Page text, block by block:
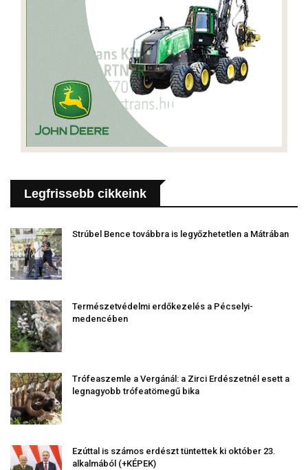
Legfrissebb cikkeink
Strúbel Bence továbbra is legyőzhetetlen a Mátrában
Természetvédelmi erdőkezelés a Pécselyi-
medencében
Trófeaszemle a Vergánál: a Zirci Erdészetnél esett a
legnagyobb trófeatömegű bika
Ezúttal is számos erdészt tüntettek ki október 23.
alkalmából (+KÉPEK)